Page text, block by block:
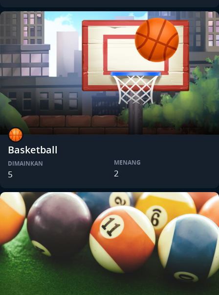
Basketball
DIMAINKAN
5
MENANG
2